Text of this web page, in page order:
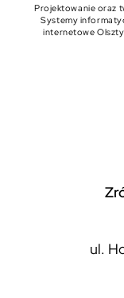
Projektowanie oraz
Systemy
internetowe
ul.